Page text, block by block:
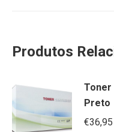
Produtos
Toner
Preto
€36,95